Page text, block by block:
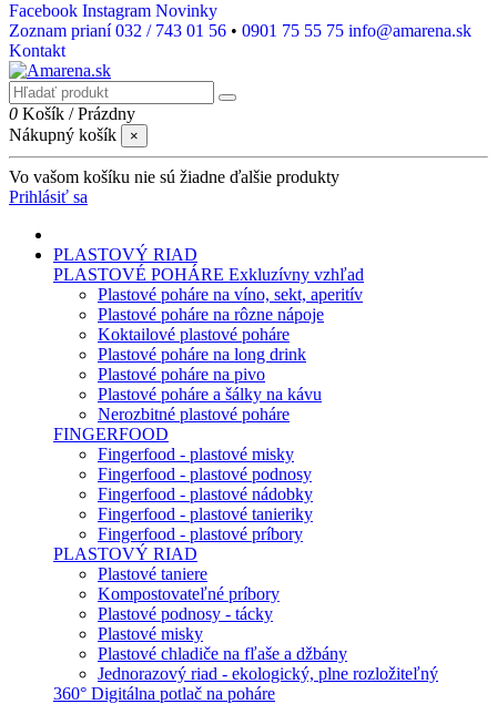
Facebook Instagram Novinky
Zoznam prianí 032 / 743 01 56 • 0901 75 55 75 info@amarena.sk
Kontakt
0 Košík /Prázdny
Nákupný košík
×
Vo vašom košíku nie sú žiadne ďalšie produkty
Prihlásiť sa
PLASTOVÝ RIAD
PLASTOVÉ POHÁRE Exkluzívny vzhľad
Plastové poháre na víno, sekt, aperitív
Plastové poháre na rôzne nápoje
Koktailové plastové poháre
Plastové poháre na long drink
Plastové poháre na pivo
Plastové poháre a šálky na kávu
Nerozbitné plastové poháre
FINGERFOOD
Fingerfood - plastové misky
Fingerfood - plastové podnosy
Fingerfood - plastové nádobky
Fingerfood - plastové tanieriky
Fingerfood - plastové príbory
PLASTOVÝ RIAD
Plastové taniere
Kompostovateľné príbory
Plastové podnosy - tácky
Plastové misky
Plastové chladiče na fľaše a džbány
Jednorazový riad - ekologický, plne rozložiteľný
360° Digitálna potlač na poháre